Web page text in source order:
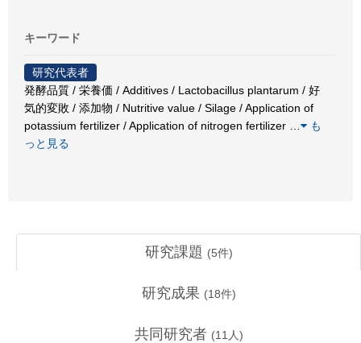
キーワード
研究代表者
発酵品質 / 栄養価 / Additives / Lactobacillus plantarum / 好
気的変敗 / 添加物 / Nutritive value / Silage / Application of
potassium fertilizer / Application of nitrogen fertilizer
も
っと見る
研究課題 (5件)
研究成果 (18件)
共同研究者 (11 人)